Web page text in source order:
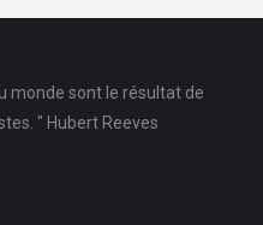
monde sont le résultat de
" Hubert Reeves